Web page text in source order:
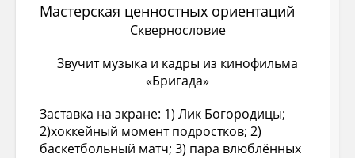
Мастерская ценностных ориентаций
Сквернословие
Звучит музыка и кадры из кинофильма
«Бригада»
Заставка на экране: 1) Лик Богородицы;
2)хоккейный момент подростков; 2)
баскетбольный матч; 3) пара влюблённых